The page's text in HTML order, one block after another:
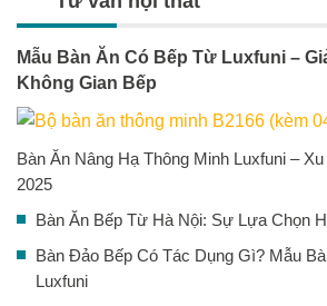
Mẫu Bàn Ăn Có Bếp Từ Luxfuni –
Không Gian Bếp
Bàn Ăn Nâng Hạ Thông Minh Luxfuni –
2025
Bàn Ăn Bếp Từ Hà Nội: Sự Lựa Chọn
Bàn Đảo Bếp Có Tác Dụng Gì? Mẫu
Luxfuni